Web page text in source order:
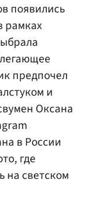
появились
рамках
предпочел
и
Оксана
в России
где
на светском